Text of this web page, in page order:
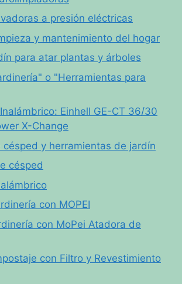
a presión eléctricas
y mantenimiento del hogar
para atar plantas y árboles
o "Herramientas para
Einhell GE-CT 36/30
X-Change
y herramientas de jardín
césped
con MOPEI
con MoPei Atadora de
con Filtro y Revestimiento